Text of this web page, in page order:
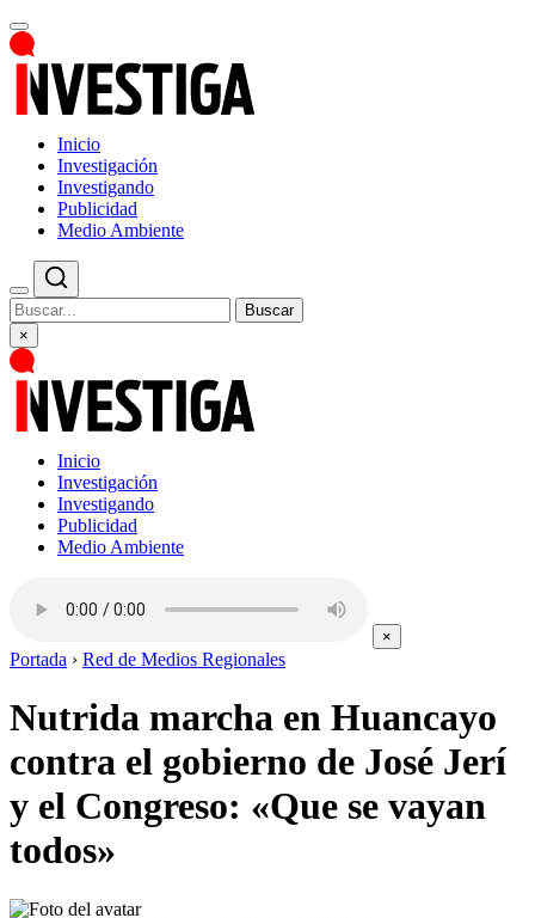
Inicio
Investigación
Investigando
Publicidad
Medio Ambiente
Buscar
×
Inicio
Investigación
Investigando
Publicidad
Medio Ambiente
×
Portada › Red de Medios Regionales
Nutrida marcha en Huancayo
contra el gobierno de José Jerí
y el Congreso: «Que se vayan
todos»